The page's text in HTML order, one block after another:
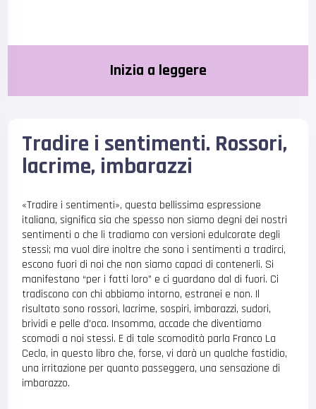
Inizia a leggere
Tradire i sentimenti. Rossori,
lacrime, imbarazzi
«Tradire i sentimenti», questa bellissima espressione
italiana, significa sia che spesso non siamo degni dei nostri
sentimenti o che li tradiamo con versioni edulcorate degli
stessi; ma vuol dire inoltre che sono i sentimenti a tradirci,
escono fuori di noi che non siamo capaci di contenerli. Si
manifestano “per i fatti loro” e ci guardano dal di fuori. Ci
tradiscono con chi abbiamo intorno, estranei e non. Il
risultato sono rossori, lacrime, sospiri, imbarazzi, sudori,
brividi e pelle d’oca. Insomma, accade che diventiamo
scomodi a noi stessi. E di tale scomodità parla Franco La
Cecla, in questo libro che, forse, vi darà un qualche fastidio,
una irritazione per quanto passeggera, una sensazione di
imbarazzo.